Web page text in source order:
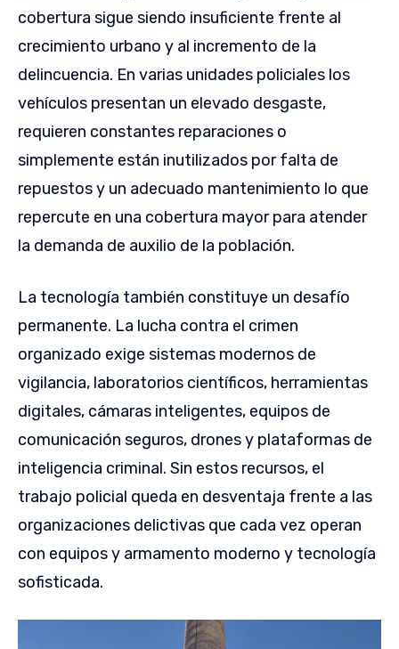
cobertura sigue siendo insuficiente frente al
crecimiento urbano y al incremento de la
delincuencia. En varias unidades policiales los
vehículos presentan un elevado desgaste,
requieren constantes reparaciones o
simplemente están inutilizados por falta de
repuestos y un adecuado mantenimiento lo que
repercute en una cobertura mayor para atender
la demanda de auxilio de la población.
La tecnología también constituye un desafío
permanente. La lucha contra el crimen
organizado exige sistemas modernos de
vigilancia, laboratorios científicos, herramientas
digitales, cámaras inteligentes, equipos de
comunicación seguros, drones y plataformas de
inteligencia criminal. Sin estos recursos, el
trabajo policial queda en desventaja frente a las
organizaciones delictivas que cada vez operan
con equipos y armamento moderno y tecnología
sofisticada.